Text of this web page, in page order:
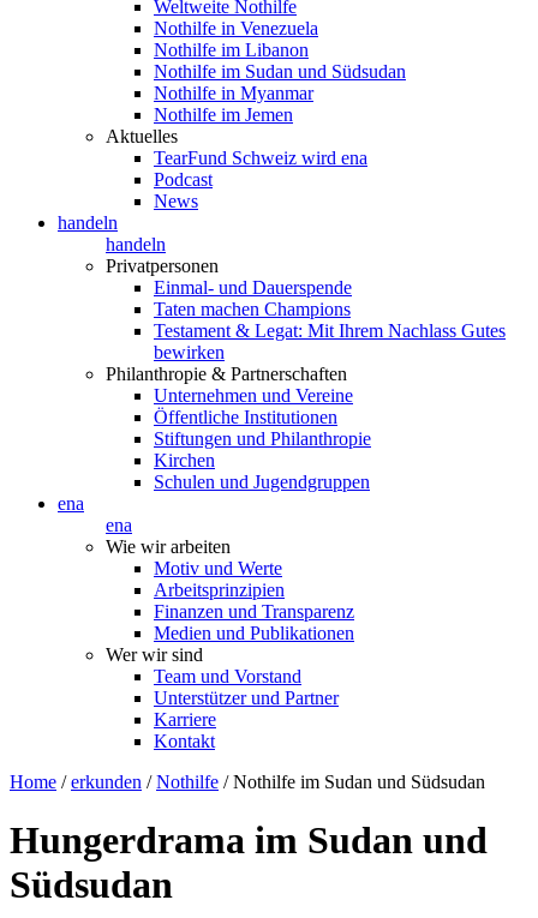
Weltweite Nothilfe
Nothilfe in Venezuela
Nothilfe im Libanon
Nothilfe im Sudan und Südsudan
Nothilfe in Myanmar
Nothilfe im Jemen
Aktuelles
TearFund Schweiz wird ena
Podcast
News
handeln
handeln
Privatpersonen
Einmal- und Dauerspende
Taten machen Champions
Testament & Legat: Mit Ihrem Nachlass Gutes
bewirken
Philanthropie & Partnerschaften
Unternehmen und Vereine
Öffentliche Institutionen
Stiftungen und Philanthropie
Kirchen
Schulen und Jugendgruppen
ena
ena
Wie wir arbeiten
Motiv und Werte
Arbeitsprinzipien
Finanzen und Transparenz
Medien und Publikationen
Wer wir sind
Team und Vorstand
Unterstützer und Partner
Karriere
Kontakt
Home /erkunden /Nothilfe /Nothilfe im Sudan und Südsudan
Hungerdrama im Sudan und
Südsudan